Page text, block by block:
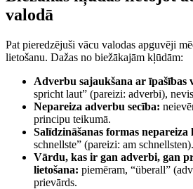
valodā
Pat pieredzējuši vācu valodas apguvēji
lietošanu. Dažas no biežākajām kļūdām:
Adverbu sajaukšana ar īpašības
spricht laut” (pareizi: adverbi),
Nepareiza adverbu secība:
principu teikumā.
Salīdzināšanas formas nepareiza
schnellste” (pareizi: am schnellsten).
Vārdu, kas ir gan adverbi, gan
lietošana: piemēram, “überall”
prievārds.